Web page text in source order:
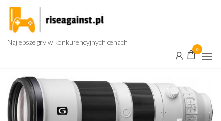
Przejdź
treści
Najlepsze gry w konkurencyjnych cenach
0